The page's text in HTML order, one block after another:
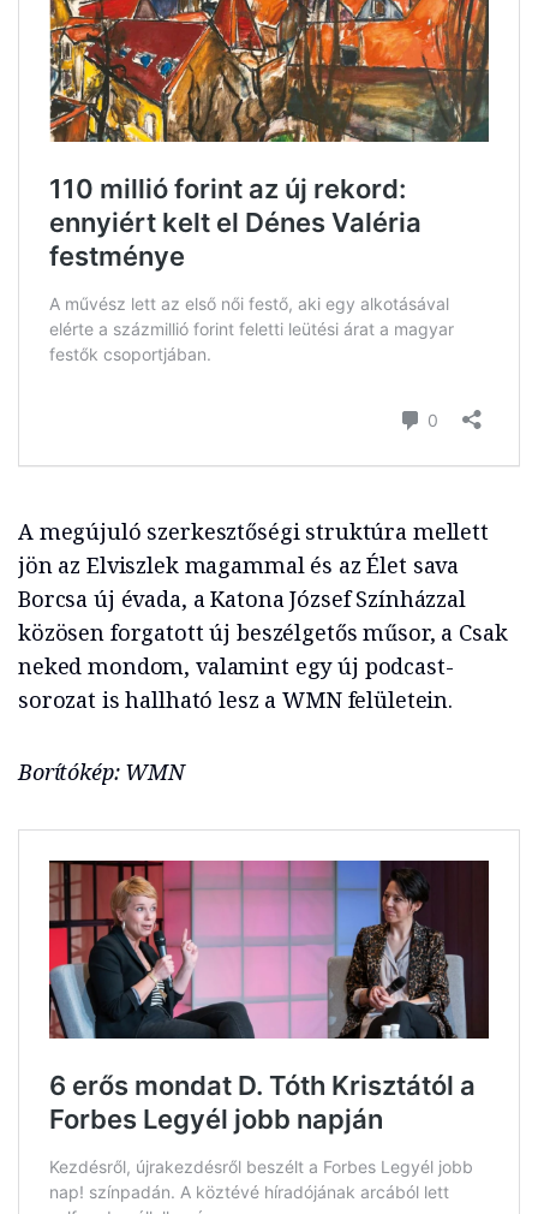
A megújuló szerkesztőségi struktúra mellett
jön az Elviszlek magammal és az Élet sava
Borcsa új évada, a Katona József Színházzal
közösen forgatott új beszélgetős műsor, a Csak
neked mondom, valamint egy új podcast-
sorozat is hallható lesz a WMN felületein.
Borítókép: WMN